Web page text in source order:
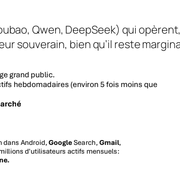
Qwen, DeepSeek) qui
souverain, bien qu’il reste